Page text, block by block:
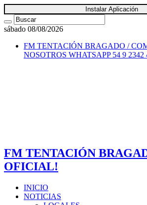
Instalar Aplicación
sábado 08/08/2026
FM TENTACIÓN BRAGADO /
NOSOTROS WHATSAPP 54 9 2342
FM TENTACIÓN
OFICIAL!
INICIO
NOTICIAS